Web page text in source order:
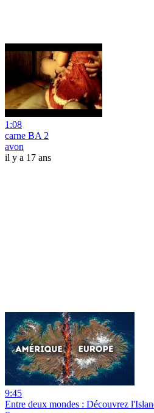
1:08
carne BA 2
avon
il y a 17 ans
9:45
Entre deux mondes : Découvrez